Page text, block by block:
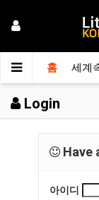
홈 세계
Login
Have
아이디